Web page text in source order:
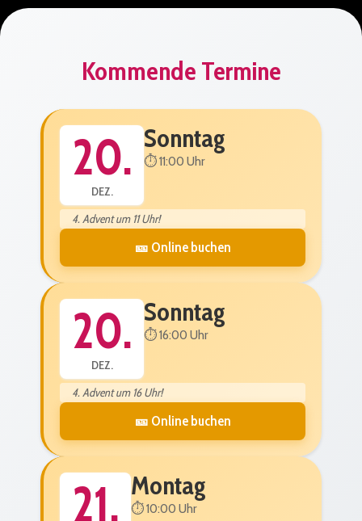
Kommende Termine
20.
DEZ.
Sonntag
⏱️ 11:00 Uhr
4. Advent um 11 Uhr!
🎫 Online buchen
20.
DEZ.
Sonntag
⏱️ 16:00 Uhr
4. Advent um 16 Uhr!
🎫 Online buchen
21. Montag
⏱️ 10:00 Uhr